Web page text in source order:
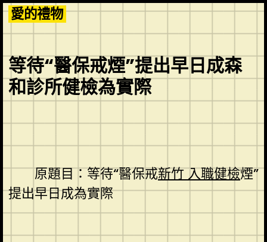
Skip
to
content
愛的禮物
等待“醫保戒煙”提出早日成森
和診所健檢為實際
原題目：等待“醫保戒新竹 入職健檢煙”
提出早日成為實際